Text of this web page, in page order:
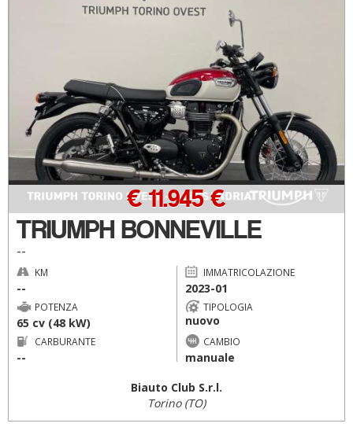
TRIUMPH BONNEVILLE
--
€ 11.945 €
KM
--
IMMATRICOLAZIONE
2023-01
POTENZA
65 cv (48 kW)
TIPOLOGIA
nuovo
CARBURANTE
--
CAMBIO
manuale
Biauto Club S.r.l.
Torino (TO)